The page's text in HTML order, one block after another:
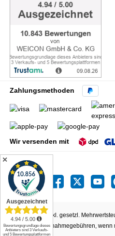
Zahlungsmethoden
Wir versenden mit
Alle Preise inkl. gesetzl.
Nachnahmegebühren, wenn
✕